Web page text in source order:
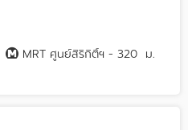
MRT ศูนย์สิริกิติ์ฯ - 320 ม.